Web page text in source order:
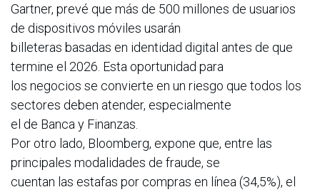
Gartner, prevé que más de 500 millones de usuarios
de dispositivos móviles usarán
billeteras basadas en identidad digital antes de que
termine el 2026. Esta oportunidad para
los negocios se convierte en un riesgo que todos los
sectores deben atender, especialmente
el de Banca y Finanzas.
Por otro lado, Bloomberg, expone que, entre las
principales modalidades de fraude, se
cuentan las estafas por compras en línea (34,5%), el